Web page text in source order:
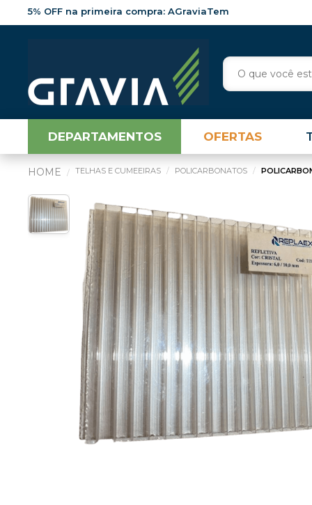
5% OFF na primeira compra: AGraviaTem
DEPARTAMENTOS OFERTAS
TELHAS E CUMEEIRAS POLICARBONATOS